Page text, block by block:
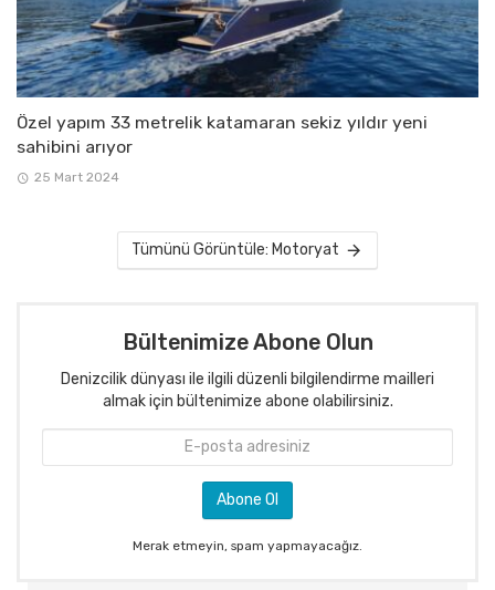
Özel yapım 33 metrelik katamaran sekiz yıldır yeni
sahibini arıyor
25 Mart 2024
Tümünü Görüntüle: Motoryat
Bültenimize Abone Olun
Denizcilik dünyası ile ilgili düzenli bilgilendirme mailleri
almak için bültenimize abone olabilirsiniz.
Merak etmeyin, spam yapmayacağız.